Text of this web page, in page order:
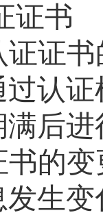
证书
证证
认
后
书的
生